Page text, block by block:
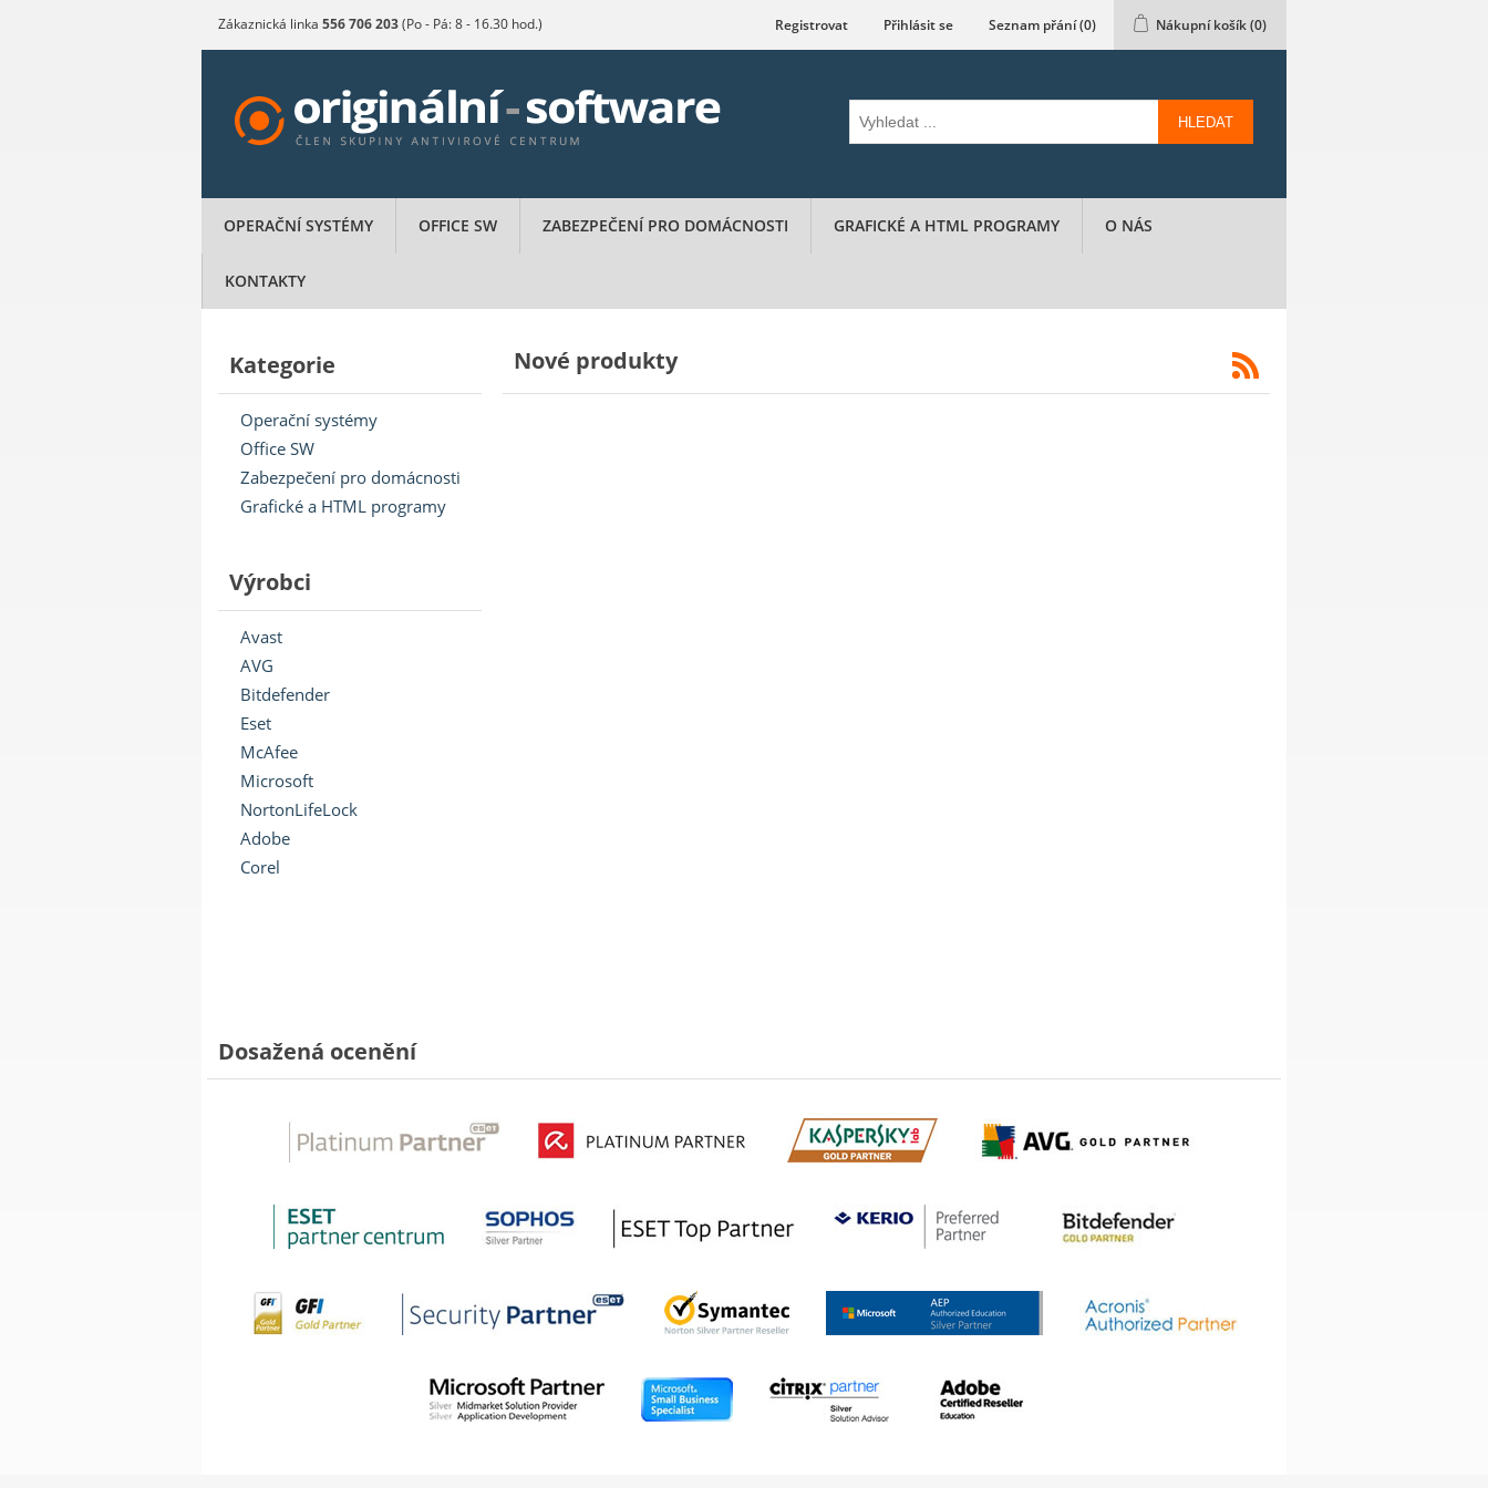
Zákaznická linka 556 706 203(Po - Pá: 8 - 16.30 hod.) Registrovat Přihlásit se Seznam přání(0) Nákupní košík(0)
HLEDAT
OPERAČNÍ SYSTÉMY OFFICE SW ZABEZPEČENÍ PRO DOMÁCNOSTI GRAFICKÉ A HTML PROGRAMY O NÁS
KONTAKTY
Kategorie
Operační systémy
Office SW
Zabezpečení pro domácnosti
Grafické a HTML programy
Výrobci
Avast
AVG
Bitdefender
Eset
McAfee
Microsoft
NortonLifeLock
Adobe
Corel
Nové produkty
Dosažená ocenění